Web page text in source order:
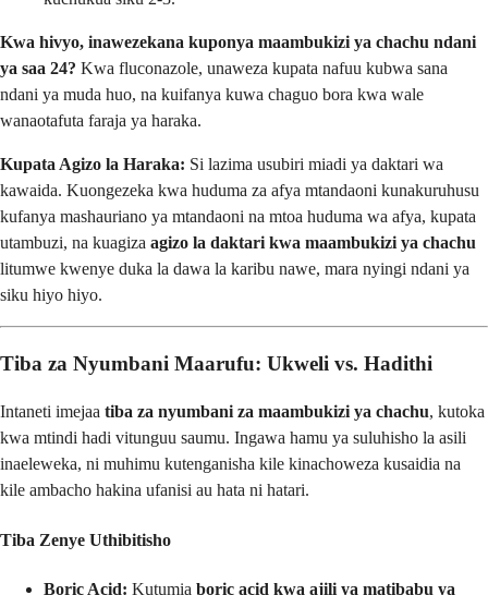
Kwa hivyo, inawezekana kuponya maambukizi ya chachu ndani
ya saa 24? Kwa fluconazole, unaweza kupata nafuu kubwa sana
ndani ya muda huo, na kuifanya kuwa chaguo bora kwa wale
wanaotafuta faraja ya haraka.
Kupata Agizo la Haraka: Si lazima usubiri miadi ya daktari wa
kawaida. Kuongezeka kwa huduma za afya mtandaoni kunakuruhusu
kufanya mashauriano ya mtandaoni na mtoa huduma wa afya, kupata
utambuzi, na kuagiza agizo la daktari kwa maambukizi ya chachu
litumwe kwenye duka la dawa la karibu nawe, mara nyingi ndani ya
siku hiyo hiyo.
Tiba za Nyumbani Maarufu: Ukweli vs. Hadithi
Intaneti imejaa tiba za nyumbani za maambukizi ya chachu, kutoka
kwa mtindi hadi vitunguu saumu. Ingawa hamu ya suluhisho la asili
inaeleweka, ni muhimu kutenganisha kile kinachoweza kusaidia na
kile ambacho hakina ufanisi au hata ni hatari.
Tiba Zenye Uthibitisho
Boric Acid: Kutumia boric acid kwa ajili ya matibabu ya